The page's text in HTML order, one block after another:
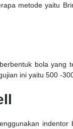
metode yaitu
bola yang
ini yaitu 500 -
indentor